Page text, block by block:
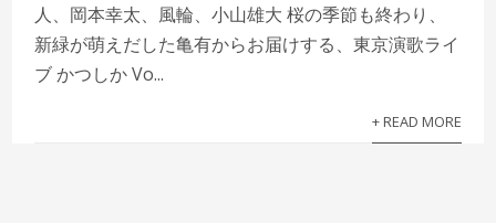
人、岡本幸太、風輪、小山雄大 桜の季節も終わり、
新緑が萌えだした亀有からお届けする、東京演歌ライ
ブ かつしか Vo...
+ READ MORE